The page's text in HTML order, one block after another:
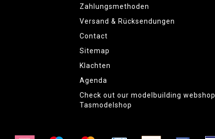
Zahlungsmethoden
Versand & Rücksendungen
Contact
Sitemap
Klachten
Agenda
Check out our modelbuilding webshop
Tasmodelshop